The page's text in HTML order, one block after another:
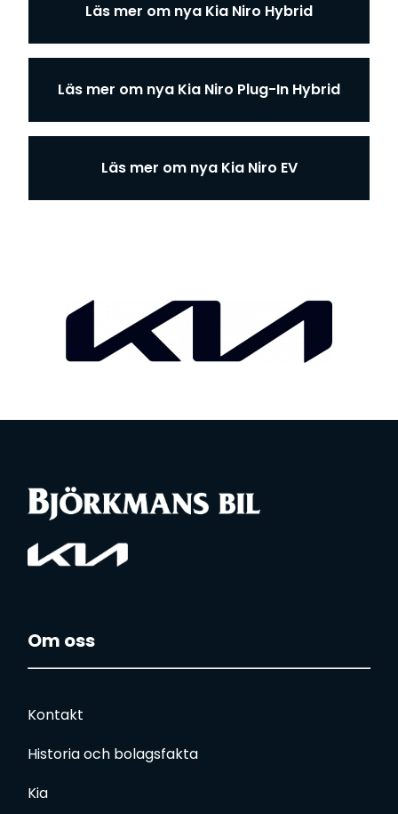
Läs mer om nya Kia Niro Hybrid
Läs mer om nya Kia Niro Plug-In Hybrid
Läs mer om nya Kia Niro EV
Om oss
Kontakt
Historia och bolagsfakta
Kia